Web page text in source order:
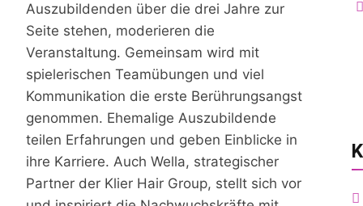
Auszubildenden über die drei Jahre zur
Seite stehen, moderieren die
Veranstaltung. Gemeinsam wird mit
spielerischen Teamübungen und viel
Kommunikation die erste Berührungsangst
genommen. Ehemalige Auszubildende
teilen Erfahrungen und geben Einblicke in
ihre Karriere. Auch Wella, strategischer
Partner der Klier Hair Group, stellt sich vor